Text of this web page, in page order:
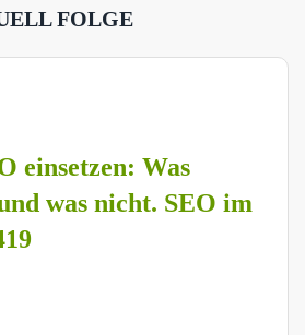
FOLGE
einsetzen: Was
was nicht. SEO im